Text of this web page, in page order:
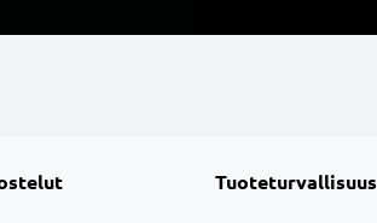
Tuoteturvallisuus